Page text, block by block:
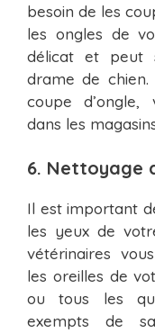
besoin de les
les ongles de
délicat et peut
drame de chien.
coupe
dans les
6. Nettoyage
Il est important
les yeux de
vétérinaires
les oreilles de
ou tous les
exempts de